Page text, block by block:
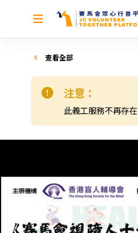
查看全部
注意：
此義工服務不再存在